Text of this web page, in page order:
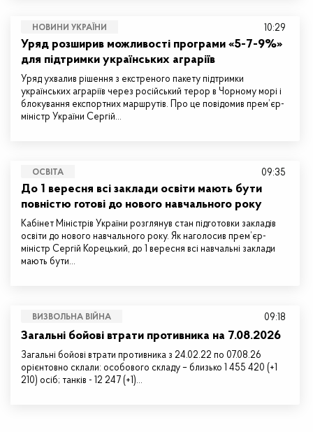
НОВИНИ УКРАЇНИ
Уряд розширив можливості програми «5-7-9%»
для підтримки українських аграріїв
Уряд ухвалив рішення з екстреного пакету підтримки
українських аграріїв через російський терор в Чорному морі і
блокування експортних маршрутів. Про це повідомив прем’єр-
міністр України Сергій…
10:29
ОСВІТА
До 1 вересня всі заклади освіти мають бути
повністю готові до нового навчального року
Кабінет Міністрів України розглянув стан підготовки закладів
освіти до нового навчального року. Як наголосив прем’єр-
міністр Сергій Корецький, до 1 вересня всі навчальні заклади
мають бути…
09:35
ВИЗВОЛЬНА ВІЙНА
Загальні бойові втрати противника на 7.08.2026
Загальні бойові втрати противника з 24.02.22 по 07.08.26
орієнтовно склали: особового складу – близько 1 455 420 (+1
210) осіб; танків - 12 247 (+1)…
09:18